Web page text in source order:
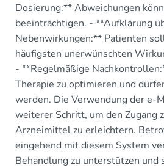
Dosierung:** Abweichungen
beeinträchtigen. - **Aufklärung
Nebenwirkungen:** Patienten
häufigsten unerwünschten
- **Regelmäßige
Therapie zu optimieren und
werden. Die Verwendung der e-
weiterer Schritt, um den Zugang
Arzneimittel zu erleichtern.
eingehend mit diesem System
Behandlung zu unterstützen und